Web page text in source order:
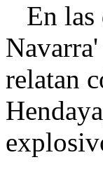
En las
relatan